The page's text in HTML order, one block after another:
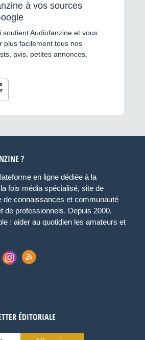
à vos sources
soutient Audiofanzine et vous
plus facilement tous nos
avis, petites annonces,
?
en ligne dédiée à la
fois média spécialisé, site de
de connaissances et communauté
de professionnels. Depuis 2000,
: aider au quotidien les amateurs et
ÉDITORIALE